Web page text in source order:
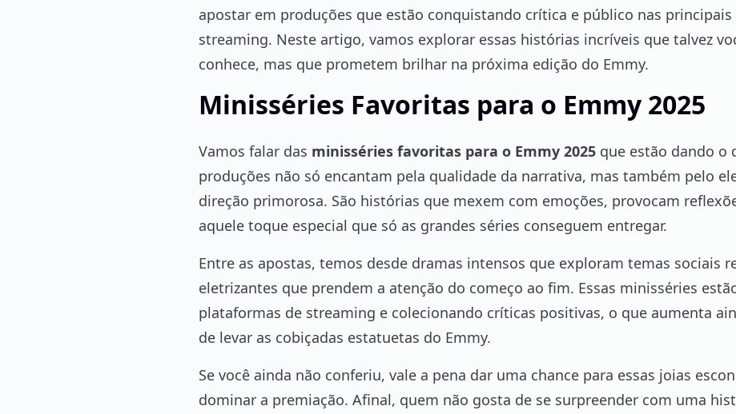
apostar em produções que estão conquistando crítica e público nas
streaming. Neste artigo, vamos explorar essas histórias incríveis que talvez
conhece, mas que prometem brilhar na próxima edição do Emmy.
Minisséries Favoritas para o Emmy 2025
Vamos falar das minisséries favoritas para o Emmy 2025 que estão dando o
produções não só encantam pela qualidade da narrativa, mas também pelo
direção primorosa. São histórias que mexem com emoções, provocam
aquele toque especial que só as grandes séries conseguem entregar.
Entre as apostas, temos desde dramas intensos que exploram temas sociais
eletrizantes que prendem a atenção do começo ao fim. Essas minisséries
plataformas de streaming e colecionando críticas positivas, o que aumenta
de levar as cobiçadas estatuetas do Emmy.
Se você ainda não conferiu, vale a pena dar uma chance para essas joias
dominar a premiação. Afinal, quem não gosta de se surpreender com uma